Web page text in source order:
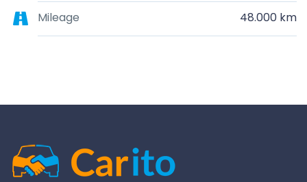
Mileage 48.000 km